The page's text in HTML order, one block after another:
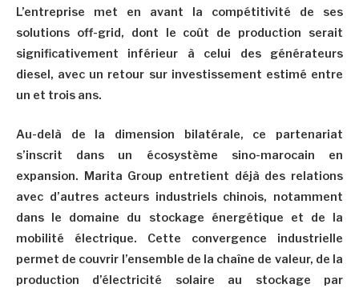
L’entreprise met en avant la compétitivité de ses
solutions off-grid, dont le coût de production serait
significativement inférieur à celui des générateurs
diesel, avec un retour sur investissement estimé entre
un et trois ans.
Au-delà de la dimension bilatérale, ce partenariat
s’inscrit dans un écosystème sino-marocain en
expansion. Marita Group entretient déjà des relations
avec d’autres acteurs industriels chinois, notamment
dans le domaine du stockage énergétique et de la
mobilité électrique. Cette convergence industrielle
permet de couvrir l’ensemble de la chaîne de valeur, de la
production d’électricité solaire au stockage par